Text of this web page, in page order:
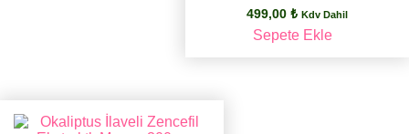
499,00 ₺ Kdv Dahil
Sepete Ekle